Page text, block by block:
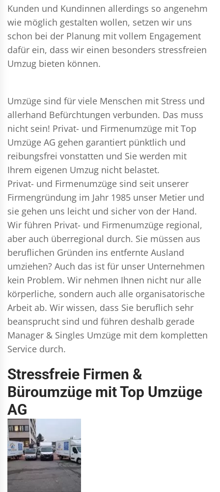
Kunden und Kundinnen allerdings so angenehm
wie möglich gestalten wollen, setzen wir uns
schon bei der Planung mit vollem Engagement
dafür ein, dass wir einen besonders stressfreien
Umzug bieten können.
Umzüge sind für viele Menschen mit Stress und
allerhand Befürchtungen verbunden. Das muss
nicht sein! Privat- und Firmenumzüge mit Top
Umzüge AG gehen garantiert pünktlich und
reibungsfrei vonstatten und Sie werden mit
Ihrem eigenen Umzug nicht belastet.
Privat- und Firmenumzüge sind seit unserer
Firmengründung im Jahr 1985 unser Metier und
sie gehen uns leicht und sicher von der Hand.
Wir führen Privat- und Firmenumzüge regional,
aber auch überregional durch. Sie müssen aus
beruflichen Gründen ins entfernte Ausland
umziehen? Auch das ist für unser Unternehmen
kein Problem. Wir nehmen Ihnen nicht nur alle
körperliche, sondern auch alle organisatorische
Arbeit ab. Wir wissen, dass Sie beruflich sehr
beansprucht sind und führen deshalb gerade
Manager & Singles Umzüge mit dem kompletten
Service durch.
Stressfreie Firmen &
Büroumzüge mit Top Umzüge
AG